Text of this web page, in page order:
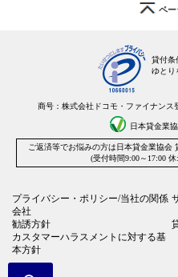
ペー
貸付条
ゆとり
商号：株式会社ドコモ・ファイナンス
日本貸金業
ご返済等でお悩みの方は日本貸金業協会
(受付時間9:00～17:00
プライバシー・ポリシー/当社の関係
会社
勧誘方針
カスタマーハラスメントに対する基
本方針